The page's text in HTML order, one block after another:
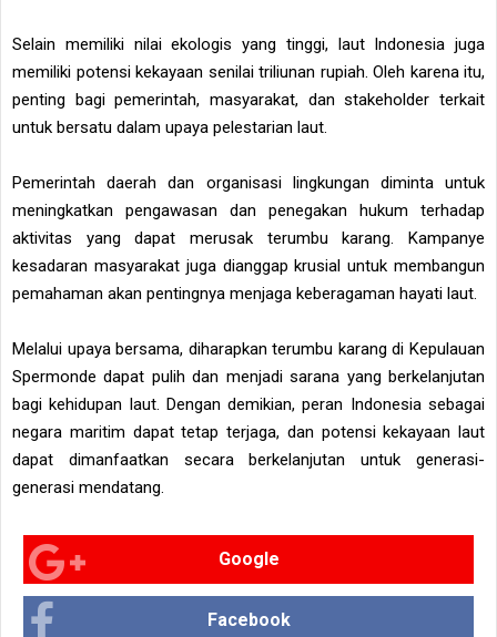
Selain memiliki nilai ekologis yang tinggi, laut Indonesia juga
memiliki potensi kekayaan senilai triliunan rupiah. Oleh karena itu,
penting bagi pemerintah, masyarakat, dan stakeholder terkait
untuk bersatu dalam upaya pelestarian laut.
Pemerintah daerah dan organisasi lingkungan diminta untuk
meningkatkan pengawasan dan penegakan hukum terhadap
aktivitas yang dapat merusak terumbu karang. Kampanye
kesadaran masyarakat juga dianggap krusial untuk membangun
pemahaman akan pentingnya menjaga keberagaman hayati laut.
Melalui upaya bersama, diharapkan terumbu karang di Kepulauan
Spermonde dapat pulih dan menjadi sarana yang berkelanjutan
bagi kehidupan laut. Dengan demikian, peran Indonesia sebagai
negara maritim dapat tetap terjaga, dan potensi kekayaan laut
dapat dimanfaatkan secara berkelanjutan untuk generasi-
generasi mendatang.
Google
Facebook